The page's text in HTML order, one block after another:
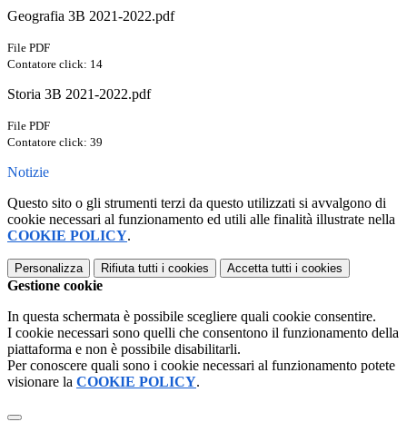
Geografia 3B 2021-2022.pdf
File PDF
Contatore click: 14
Storia 3B 2021-2022.pdf
File PDF
Contatore click: 39
Notizie
Questo sito o gli strumenti terzi da questo utilizzati si avvalgono di
cookie necessari al funzionamento ed utili alle finalità illustrate nella
COOKIE POLICY.
Personalizza Rifiuta tutti i cookies Accetta tutti i cookies
Gestione cookie
In questa schermata è possibile scegliere quali cookie consentire.
I cookie necessari sono quelli che consentono il funzionamento della
piattaforma e non è possibile disabilitarli.
Per conoscere quali sono i cookie necessari al funzionamento potete
visionare la COOKIE POLICY.